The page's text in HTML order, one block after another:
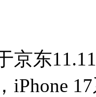
京东
iPhone